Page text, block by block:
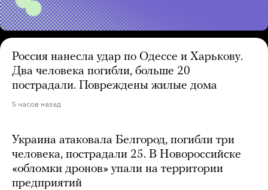
Россия нанесла удар по Одессе и Харькову.
Два человека погибли, больше 20
пострадали. Повреждены жилые дома
5 часов назад
Украина атаковала Белгород, погибли три
человека, пострадали 25. В Новороссийске
«обломки дронов» упали на территории
предприятий